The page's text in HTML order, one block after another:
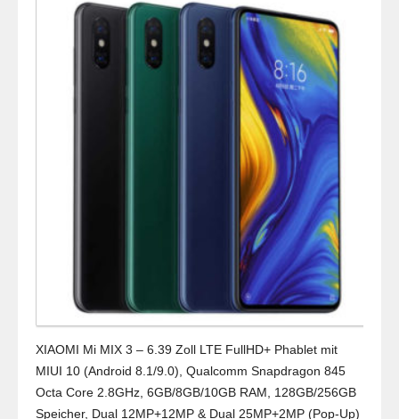
XIAOMI Mi MIX 3 – 6.39 Zoll LTE FullHD+ Phablet mit
MIUI 10 (Android 8.1/9.0), Qualcomm Snapdragon 845
Octa Core 2.8GHz, 6GB/8GB/10GB RAM, 128GB/256GB
Speicher, Dual 12MP+12MP & Dual 25MP+2MP (Pop-Up)